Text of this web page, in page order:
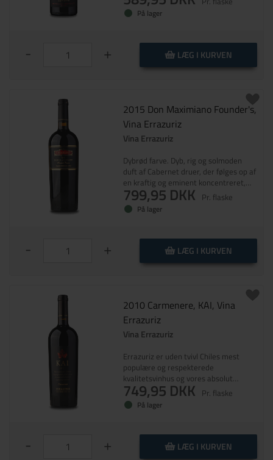
aromaer af tørrede blomster, kakao,
kirsebær i spiritus og krydderier som
elegant, fyldig og kompleks med bløde
og saftige tanniner. En friskhed
opfattes i aromaen og mærkes igen
På lager
- + LÆG I KURVEN
2015 Don Maximiano Founder's,
Vina Errazuriz
Vina Errazuriz
Dybrød farve. Dyb, rig og solmoden
duft af Cabernet druer, der følges op af
en kraftig og eminent koncentreret,
fyldig og nuanceret smag.
799,95 DKK Pr. flaske
På lager
- + LÆG I KURVEN
2010 Carmenere, KAI, Vina
Errazuriz
Vina Errazuriz
Errazuriz er uden tvivl Chiles mest
populære og respekterede
kvalitetsvinhus og vores absolut
største salgssucces til dato. Huset, der
er grundlagt i 1870, er et Estate
Winery – dvs. alle druerne kommer fra
ses i Chile. Errazuriz søger at lave vine
med personlighed, som ikke ligner
fransk vin til billigere penge eller andre
749,95 DKK Pr. flaske
På lager
- + LÆG I KURVEN